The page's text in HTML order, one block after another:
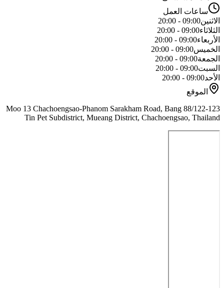
ساعات العمل
الاثنين09:00 - 20:00
الثلاثاء09:00 - 20:00
الأربعاء09:00 - 20:00
الخميس09:00 - 20:00
الجمعة09:00 - 20:00
السبت09:00 - 20:00
الأحد09:00 - 20:00
الموقع
88/122-123 Moo 13 Chachoengsao-Phanom Sarakham Road, Bang
Tin Pet Subdistrict, Mueang District, Chachoengsao, Thailand